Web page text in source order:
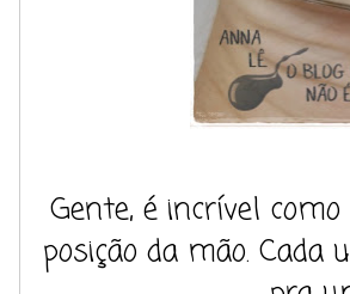
Gente, é incrível
posição da mão.